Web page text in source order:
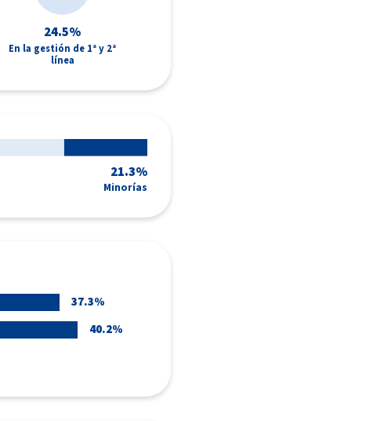
24.5%
En la gestión de 1ª y 2ª
línea
21.3%
Minorías
37.3%
40.2%